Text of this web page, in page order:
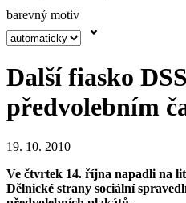
barevný motiv
Další fiasko
předvolebním
19. 10. 2010
Ve čtvrtek 14. října napadli na
Dělnické strany sociální